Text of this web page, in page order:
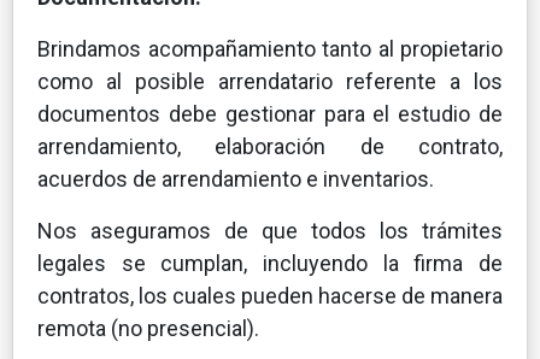
Brindamos acompañamiento tanto al propietario
como al posible arrendatario referente a los
documentos debe gestionar para el estudio de
arrendamiento, elaboración de contrato,
acuerdos de arrendamiento e inventarios.
Nos aseguramos de que todos los trámites
legales se cumplan, incluyendo la firma de
contratos, los cuales pueden hacerse de manera
remota (no presencial).